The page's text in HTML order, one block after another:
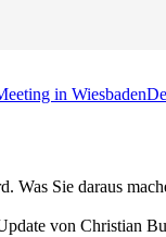
in Wiesbaden
Was Sie daraus
von Christian